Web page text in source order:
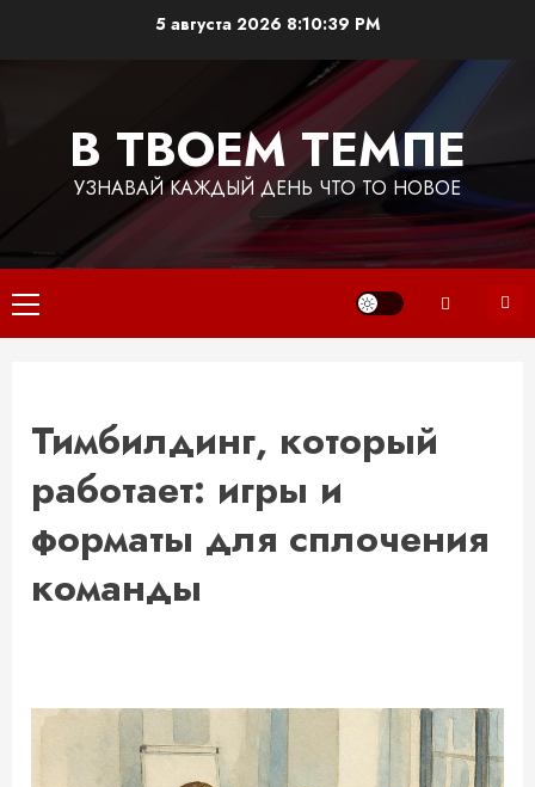
5 августа 2026 8:10:39 PM
В ТВОЕМ ТЕМПЕ
УЗНАВАЙ КАЖДЫЙ ДЕНЬ ЧТО ТО НОВОЕ
Основное
меню
Тимбилдинг, который
работает: игры и
форматы для сплочения
команды